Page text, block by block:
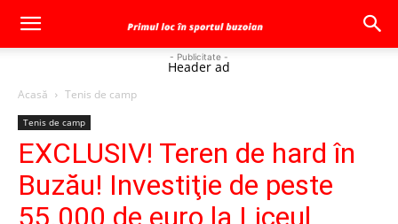
- Publicitate -
Header ad
Acasă Tenis de camp
Tenis de camp
EXCLUSIV! Teren de hard în
Buzău! Investiţie de peste
55.000 de euro la Liceul